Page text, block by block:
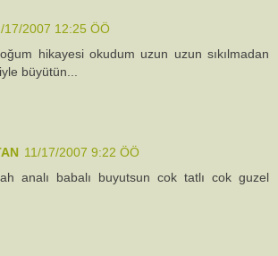
17/2007 12:25 ÖÖ
hikayesi okudum uzun uzun sıkılmadan
büyütün...
11/17/2007 9:22 ÖÖ
analı babalı buyutsun cok tatlı cok guzel